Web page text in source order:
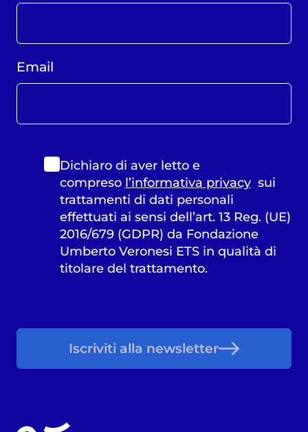
Email
Dichiaro di aver letto e
compreso l’informativa privacysui
trattamenti di dati personali
effettuati ai sensi dell’art. 13 Reg. (UE)
2016/679 (GDPR) da Fondazione
Umberto Veronesi ETS in qualità di
titolare del trattamento.
Iscriviti alla newsletter